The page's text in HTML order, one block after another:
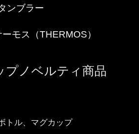
ンブラー
モス（THERMOS）
プノベルティ商品
トル、マグカップ